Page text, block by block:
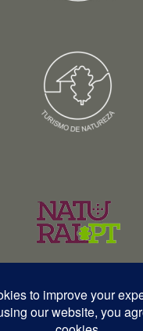
RNAVT 12577 | RNAAT 369/